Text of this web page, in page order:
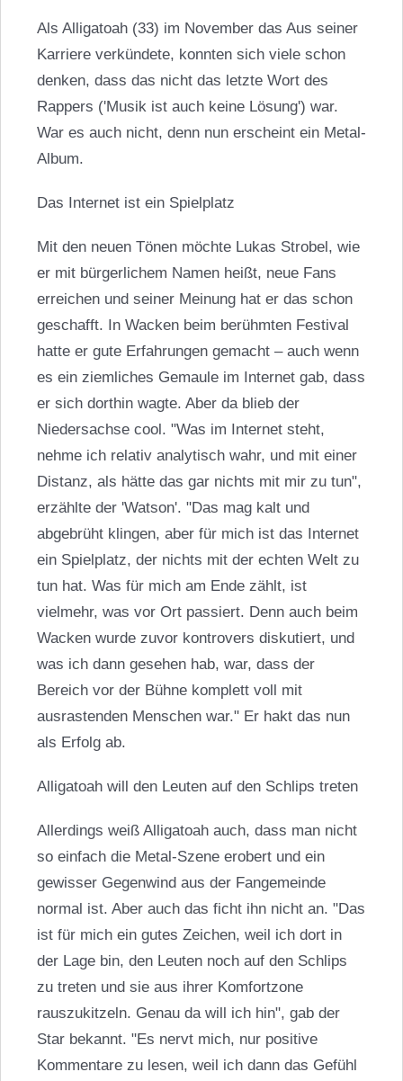
Als Alligatoah (33) im November das Aus seiner
Karriere verkündete, konnten sich viele schon
denken, dass das nicht das letzte Wort des
Rappers ('Musik ist auch keine Lösung') war.
War es auch nicht, denn nun erscheint ein Metal-
Album.
Das Internet ist ein Spielplatz
Mit den neuen Tönen möchte Lukas Strobel, wie
er mit bürgerlichem Namen heißt, neue Fans
erreichen und seiner Meinung hat er das schon
geschafft. In Wacken beim berühmten Festival
hatte er gute Erfahrungen gemacht – auch wenn
es ein ziemliches Gemaule im Internet gab, dass
er sich dorthin wagte. Aber da blieb der
Niedersachse cool. "Was im Internet steht,
nehme ich relativ analytisch wahr, und mit einer
Distanz, als hätte das gar nichts mit mir zu tun",
erzählte der 'Watson'. "Das mag kalt und
abgebrüht klingen, aber für mich ist das Internet
ein Spielplatz, der nichts mit der echten Welt zu
tun hat. Was für mich am Ende zählt, ist
vielmehr, was vor Ort passiert. Denn auch beim
Wacken wurde zuvor kontrovers diskutiert, und
was ich dann gesehen hab, war, dass der
Bereich vor der Bühne komplett voll mit
ausrastenden Menschen war." Er hakt das nun
als Erfolg ab.
Alligatoah will den Leuten auf den Schlips treten
Allerdings weiß Alligatoah auch, dass man nicht
so einfach die Metal-Szene erobert und ein
gewisser Gegenwind aus der Fangemeinde
normal ist. Aber auch das ficht ihn nicht an. "Das
ist für mich ein gutes Zeichen, weil ich dort in
der Lage bin, den Leuten noch auf den Schlips
zu treten und sie aus ihrer Komfortzone
rauszukitzeln. Genau da will ich hin", gab der
Star bekannt. "Es nervt mich, nur positive
Kommentare zu lesen, weil ich dann das Gefühl